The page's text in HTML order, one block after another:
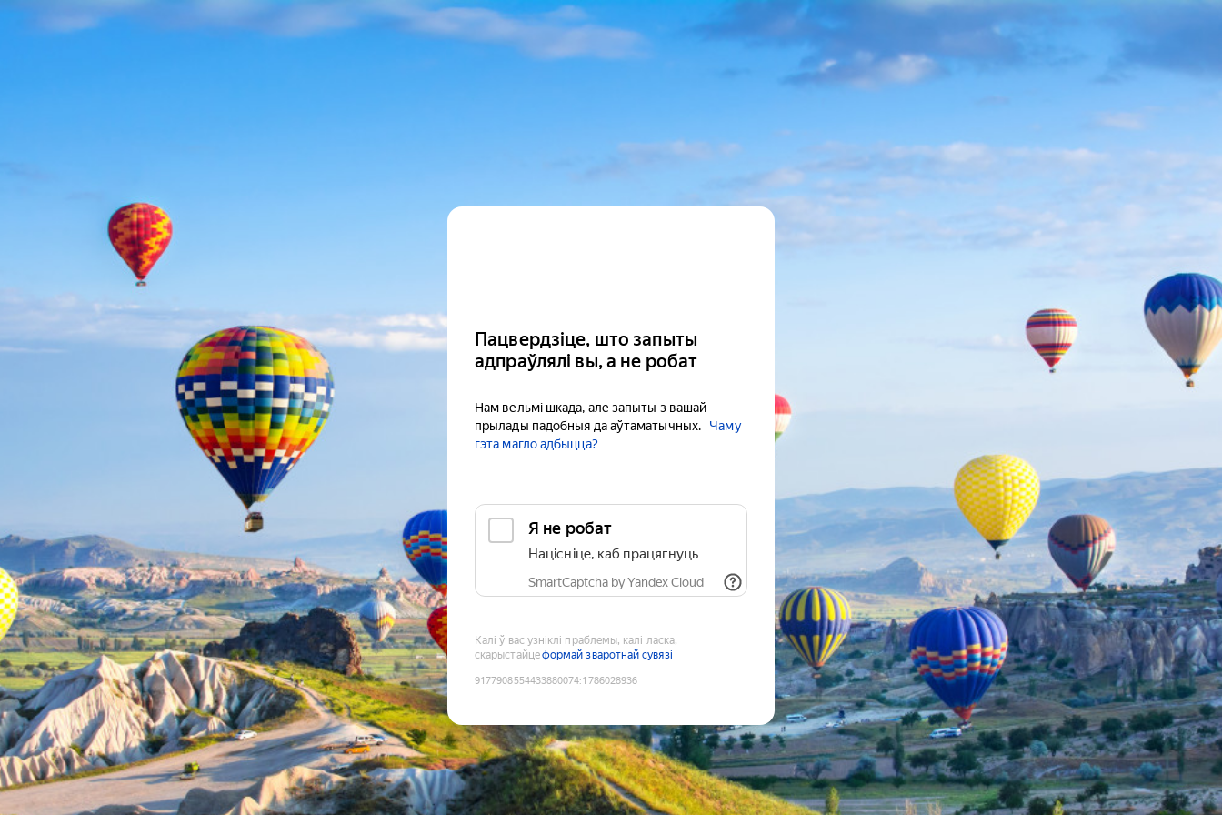
Пацвердзіце, што запыты
адпраўлялі вы, а не робат
Нам вельмі шкада, але запыты з вашай
прылады падобныя да аўтаматычных.
Чаму
гэта магло адбыцца?
Я не робат
Націсніце, каб працягнуць
SmartCaptcha by Yandex Cloud
Калі ў вас узніклі праблемы, калі ласка,
скарыстайцеформай зваротнай сувязі
9177908554433880074:1786028936